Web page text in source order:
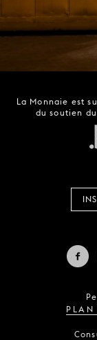
La Monnaie est
du soutien
PLAN